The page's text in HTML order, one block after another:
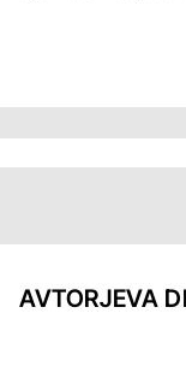
AVTORJEVA